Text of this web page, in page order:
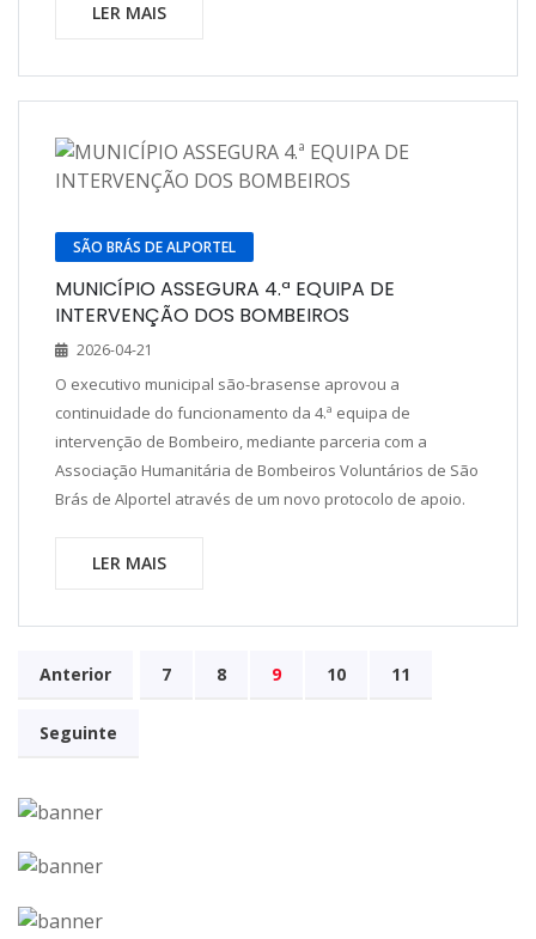
LER MAIS
SÃO BRÁS DE ALPORTEL
MUNICÍPIO ASSEGURA 4.ª EQUIPA DE
INTERVENÇÃO DOS BOMBEIROS
2026-04-21
O executivo municipal são-brasense aprovou a
continuidade do funcionamento da 4.ª equipa de
intervenção de Bombeiro, mediante parceria com a
Associação Humanitária de Bombeiros Voluntários de São
Brás de Alportel através de um novo protocolo de apoio.
LER MAIS
Anterior 7 8 9 10 11
Seguinte